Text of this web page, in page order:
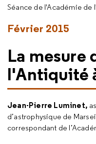
Séance de l'Académie de
Février 2015
La mesure
l'Antiquité
Jean-Pierre Luminet,
d’astrophysique de
correspondant de